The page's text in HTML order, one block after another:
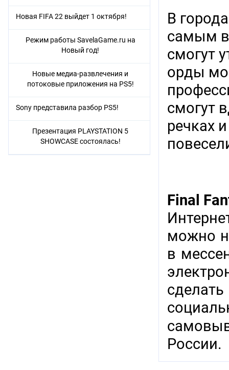
В
самым
смогут
орды
смогут
речках
Final
можно
в
России.
Новая FIFA 22 выйдет 1 октября!
Режим работы SavelaGame.ru на
Новый год!
Новые медиа-развлечения и
потоковые приложения на PS5!
Sony представила разбор PS5!
Презентация PLAYSTATION 5
SHOWCASE состоялась!